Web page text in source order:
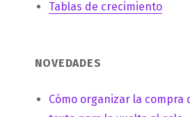
Tablas de crecimiento
NOVEDADES
Cómo organizar la compra